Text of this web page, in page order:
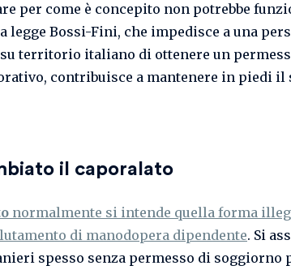
per come è concepito non potrebbe
legge Bossi-Fini, che impedisce a una
territorio italiano di ottenere un
contribuisce a mantenere in piedi il
il caporalato
normalmente si intende quella forma
di manodopera dipendente. Si
spesso senza permesso di soggiorno